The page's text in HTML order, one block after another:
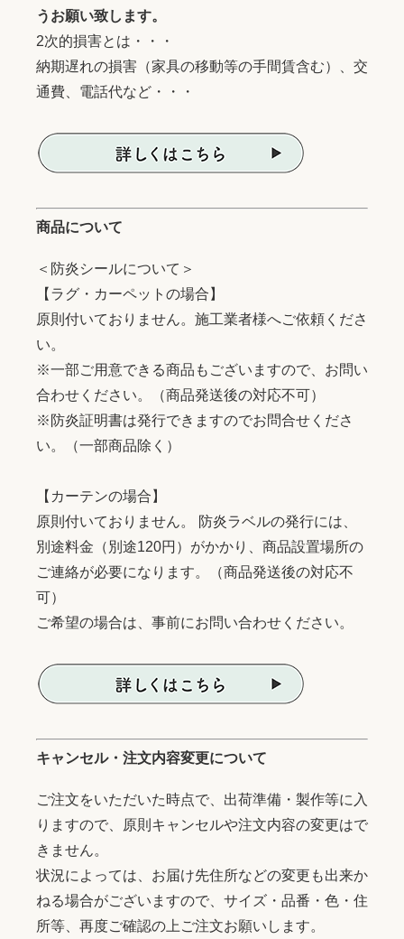
うお願い致します。
2次的損害とは・・・
納期遅れの損害（家具の移動等の手間賃含む）、交
通費、電話代など・・・
商品について
＜防炎シールについて＞
【ラグ・カーペットの場合】
原則付いておりません。施工業者様へご依頼くださ
い。
※一部ご用意できる商品もございますので、お問い
合わせください。（商品発送後の対応不可）
※防炎証明書は発行できますのでお問合せくださ
い。（一部商品除く）
【カーテンの場合】
原則付いておりません。 防炎ラベルの発行には、
別途料金（別途120円）がかかり、商品設置場所の
ご連絡が必要になります。（商品発送後の対応不
可）
ご希望の場合は、事前にお問い合わせください。
キャンセル・注文内容変更について
ご注文をいただいた時点で、出荷準備・製作等に入
りますので、原則キャンセルや注文内容の変更はで
きません。
状況によっては、お届け先住所などの変更も出来か
ねる場合がございますので、サイズ・品番・色・住
所等、再度ご確認の上ご注文お願いします。